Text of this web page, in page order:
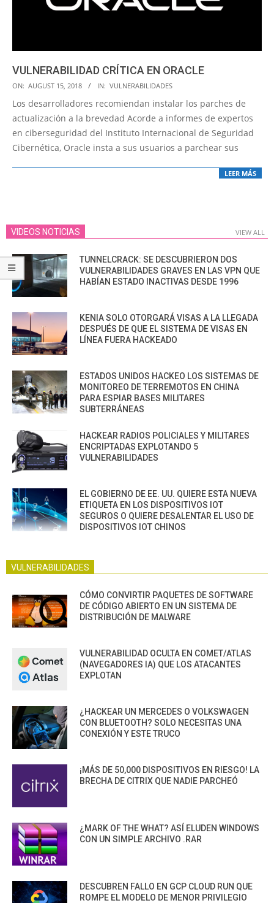
VULNERABILIDAD CRÍTICA EN ORACLE
2018-
08-
15
ON: AUGUST 15, 2018 IN: VULNERABILIDADES
Los desarrolladores recomiendan instalar los parches de
actualización a la brevedad Acorde a informes de expertos
en ciberseguridad del Instituto Internacional de Seguridad
Cibernética, Oracle insta a sus usuarios a parchear sus
LEER MÁS
VIDEOS NOTICIAS VIEW ALL
TUNNELCRACK: SE DESCUBRIERON DOS
VULNERABILIDADES GRAVES EN LAS VPN QUE
HABÍAN ESTADO INACTIVAS DESDE 1996
KENIA SOLO OTORGARÁ VISAS A LA LLEGADA
DESPUÉS DE QUE EL SISTEMA DE VISAS EN
LÍNEA FUERA HACKEADO
ESTADOS UNIDOS HACKEO LOS SISTEMAS DE
MONITOREO DE TERREMOTOS EN CHINA
PARA ESPIAR BASES MILITARES
SUBTERRÁNEAS
HACKEAR RADIOS POLICIALES Y MILITARES
ENCRIPTADAS EXPLOTANDO 5
VULNERABILIDADES
EL GOBIERNO DE EE. UU. QUIERE ESTA NUEVA
ETIQUETA EN LOS DISPOSITIVOS IOT
SEGUROS O QUIERE DESALENTAR EL USO DE
DISPOSITIVOS IOT CHINOS
VULNERABILIDADES
CÓMO CONVIRTIR PAQUETES DE SOFTWARE
DE CÓDIGO ABIERTO EN UN SISTEMA DE
DISTRIBUCIÓN DE MALWARE
VULNERABILIDAD OCULTA EN COMET/ATLAS
(NAVEGADORES IA) QUE LOS ATACANTES
EXPLOTAN
¿HACKEAR UN MERCEDES O VOLKSWAGEN
CON BLUETOOTH? SOLO NECESITAS UNA
CONEXIÓN Y ESTE TRUCO
¡MÁS DE 50,000 DISPOSITIVOS EN RIESGO! LA
BRECHA DE CITRIX QUE NADIE PARCHEÓ
¿MARK OF THE WHAT? ASÍ ELUDEN WINDOWS
CON UN SIMPLE ARCHIVO .RAR
DESCUBREN FALLO EN GCP CLOUD RUN QUE
ROMPE EL MODELO DE MENOR PRIVILEGIO